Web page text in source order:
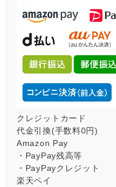
クレジットカード
代金引換(手数料0円)
Amazon Pay
・PayPay残高等
・PayPayクレジット
楽天ペイ